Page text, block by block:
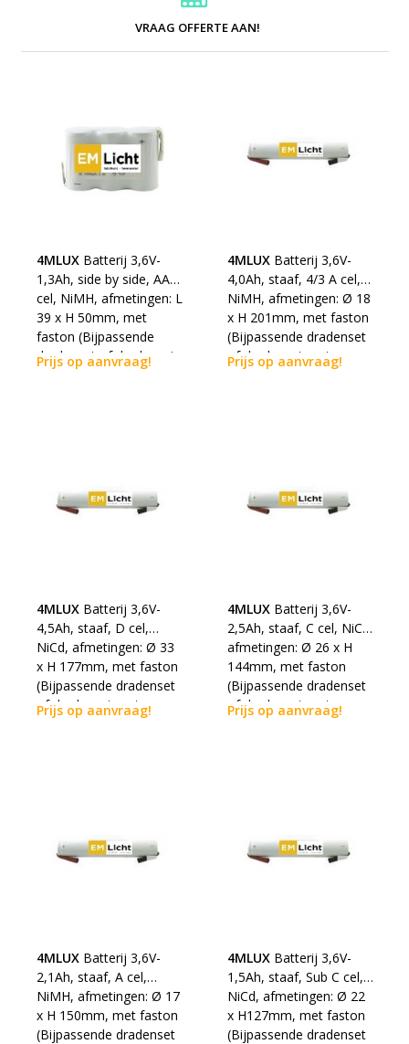
VRAAG OFFERTE AAN!
4MLUX Batterij 3,6V-
1,3Ah, side by side, AA
cel, NiMH, afmetingen: L
39 x H 50mm, met
faston (Bijpassende
dradenset of dradenset
met connector dienen
Prijs op aanvraag!
4MLUX Batterij 3,6V-
4,0Ah, staaf, 4/3 A cel,
NiMH, afmetingen: Ø 18
x H 201mm, met faston
(Bijpassende dradenset
of dradenset met
connector dienen los
Prijs op aanvraag!
4MLUX Batterij 3,6V-
4,5Ah, staaf, D cel,
NiCd, afmetingen: Ø 33
x H 177mm, met faston
(Bijpassende dradenset
of dradenset met
connector dienen los
Prijs op aanvraag!
4MLUX Batterij 3,6V-
2,5Ah, staaf, C cel, NiCd,
afmetingen: Ø 26 x H
144mm, met faston
(Bijpassende dradenset
of dradenset met
connector dienen los
Prijs op aanvraag!
4MLUX Batterij 3,6V-
2,1Ah, staaf, A cel,
NiMH, afmetingen: Ø 17
x H 150mm, met faston
(Bijpassende dradenset
4MLUX Batterij 3,6V-
1,5Ah, staaf, Sub C cel,
NiCd, afmetingen: Ø 22
x H127mm, met faston
(Bijpassende dradenset